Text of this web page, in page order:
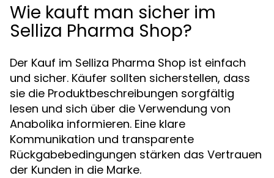
Wie kauft man sicher im
Selliza Pharma Shop?
Der Kauf im Selliza Pharma Shop ist einfach
und sicher. Käufer sollten sicherstellen, dass
sie die Produktbeschreibungen sorgfältig
lesen und sich über die Verwendung von
Anabolika informieren. Eine klare
Kommunikation und transparente
Rückgabebedingungen stärken das Vertrauen
der Kunden in die Marke.